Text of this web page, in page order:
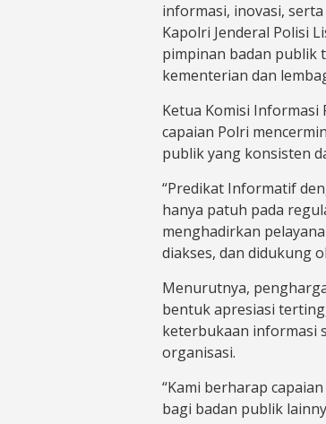
informasi, inovasi,
Kapolri Jenderal Polisi
pimpinan badan publik
kementerian dan
Ketua Komisi Informasi
capaian Polri
publik yang konsisten
“Predikat Informatif
hanya patuh pada
menghadirkan
diakses, dan didukung
Menurutnya,
bentuk apresiasi
keterbukaan informasi
organisasi.
“Kami berharap
bagi badan publik